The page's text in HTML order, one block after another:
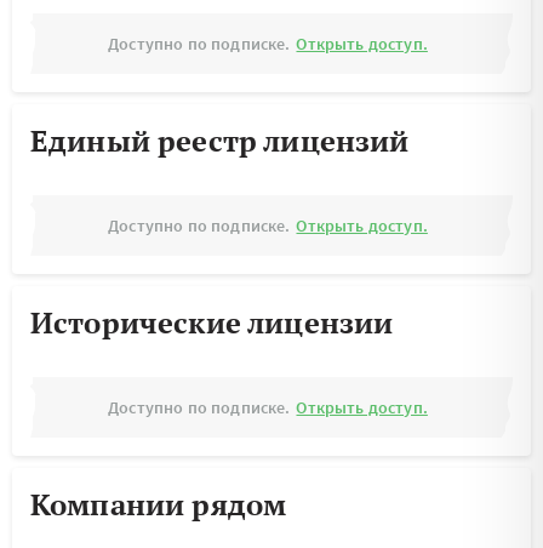
Доступно по подписке. Открыть доступ.
Единый реестр лицензий
Доступно по подписке. Открыть доступ.
Исторические лицензии
Доступно по подписке. Открыть доступ.
Компании рядом